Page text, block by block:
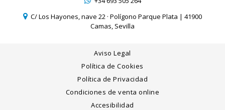
C/ Los Hayones, nave 22 · Polígono Parque Plata | 41900
Camas, Sevilla
Aviso Legal
Política de Cookies
Política de Privacidad
Condiciones de venta online
Accesibilidad